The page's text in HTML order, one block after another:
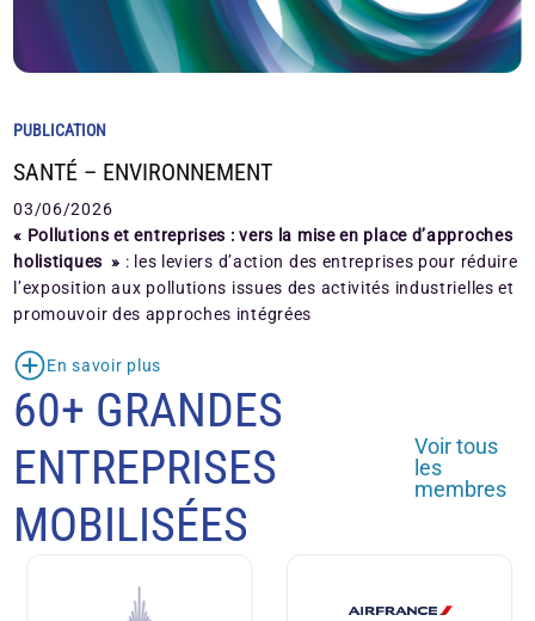
PUBLICATION
SANTÉ – ENVIRONNEMENT
03/06/2026
« Pollutions et entreprises : vers la mise en place d’approches
holistiques » : les leviers d’action des entreprises pour réduire
l’exposition aux pollutions issues des activités industrielles et
promouvoir des approches intégrées
En savoir plus
60+ GRANDES
ENTREPRISES
MOBILISÉES
Voir tous
les
membres